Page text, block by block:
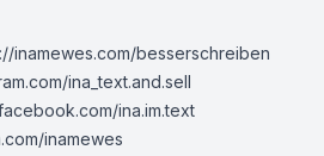
inamewes.com/besserschreiben
ina_text.and.sell
ina.im.text
inamewes